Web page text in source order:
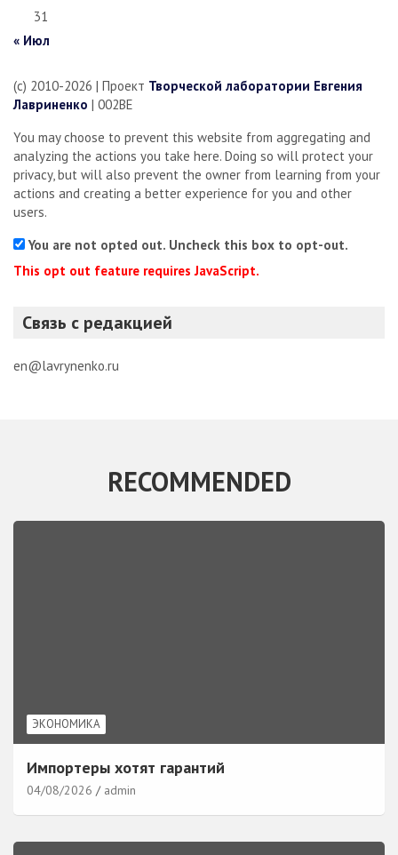
31
« Июл
(c) 2010-2026 | Проект Творческой лаборатории Евгения
Лавриненко | 002BE
You may choose to prevent this website from aggregating and
analyzing the actions you take here. Doing so will protect your
privacy, but will also prevent the owner from learning from your
actions and creating a better experience for you and other
users.
You are not opted out. Uncheck this box to opt-out.
This opt out feature requires JavaScript.
Связь с редакцией
en@lavrynenko.ru
RECOMMENDED
ЭКОНОМИКА
Импортеры хотят гарантий
04/08/2026 admin